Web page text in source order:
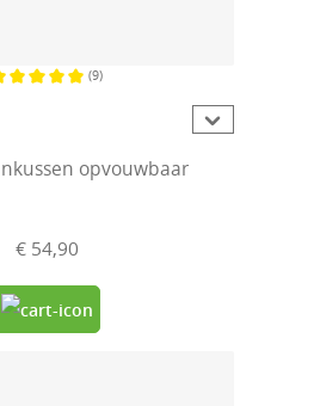
(9)
opvouwbaar
€ 54,90